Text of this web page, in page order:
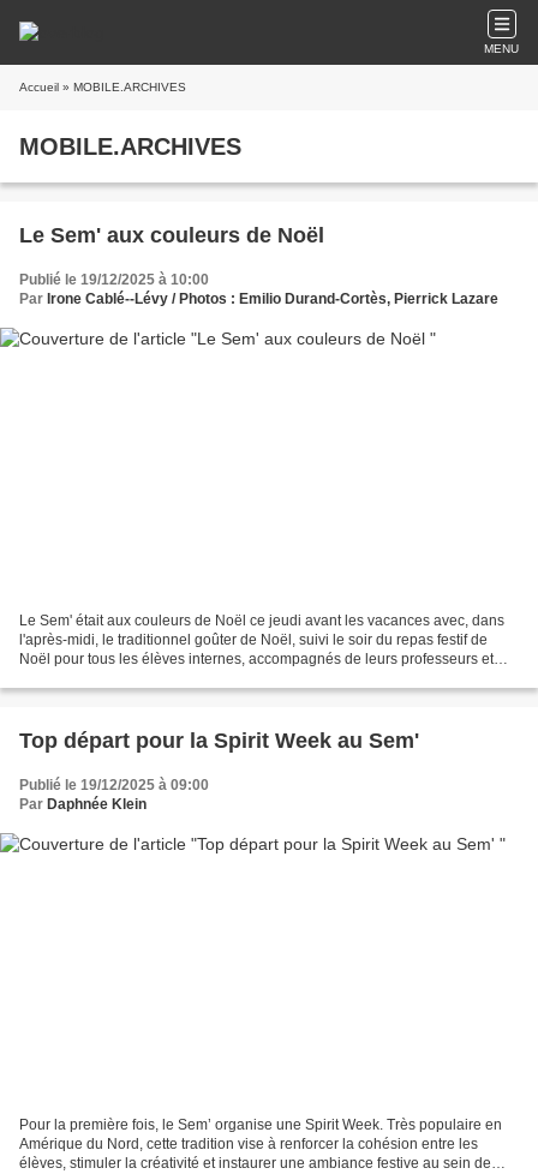
MENU
Accueil » MOBILE.ARCHIVES
MOBILE.ARCHIVES
Le Sem' aux couleurs de Noël
Publié le 19/12/2025 à 10:00
Par Irone Cablé--Lévy / Photos : Emilio Durand-Cortès, Pierrick Lazare
Le Sem' était aux couleurs de Noël ce jeudi avant les vacances avec, dans
l'après-midi, le traditionnel goûter de Noël, suivi le soir du repas festif de
Noël pour tous les élèves internes, accompagnés de leurs professeurs et
Top départ pour la Spirit Week au Sem'
Publié le 19/12/2025 à 09:00
Par Daphnée Klein
Pour la première fois, le Sem’ organise une Spirit Week. Très populaire en
Amérique du Nord, cette tradition vise à renforcer la cohésion entre les
élèves, stimuler la créativité et instaurer une ambiance festive au sein de